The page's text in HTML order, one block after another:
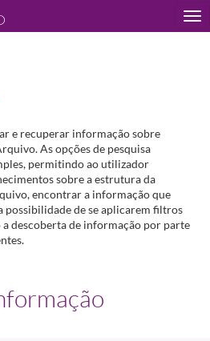
e recuperar informação sobre
As opções de pesquisa
permitindo ao utilizador
sobre a estrutura da
encontrar a informação que
possibilidade de se aplicarem filtros
descoberta de informação por parte